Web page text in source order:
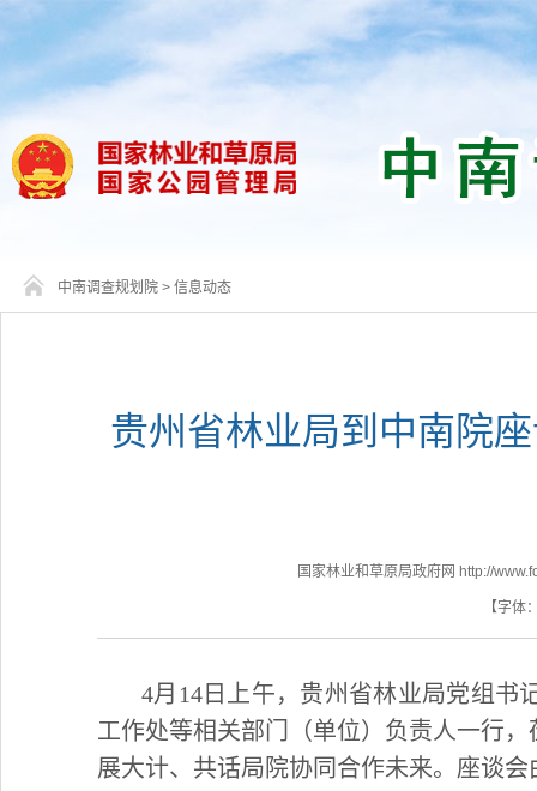
中南调查规划院 > 信息动态
贵州省林业局到中南院
国家林业和草原局政府网 http://
【字体
4月14日上午，贵州省林业局党组书
工作处等相关部门（单位）负责人一行
展大计、共话局院协同合作未来。座谈